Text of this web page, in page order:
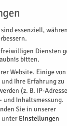
GALERIE
essenziell,
Diensten
bitten.
Website. Einige
Ihre Erfahrung zu
(z. B. IP-
und Inhaltsmessung.
Sie in unserer
unter Einstellungen